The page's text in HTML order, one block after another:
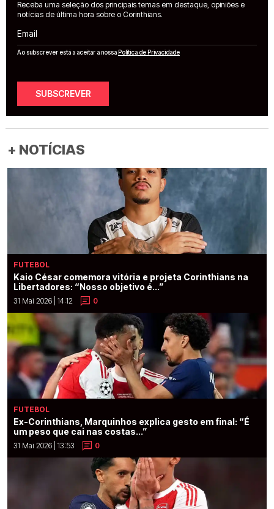
Receba uma seleção dos principais temas em destaque, opiniões e
notícias de última hora sobre o Corinthians.
Email
Ao subscrever está a aceitar a nossaPolítica de Privacidade
SUBSCREVER
+ NOTÍCIAS
FUTEBOL
Kaio César comemora vitória e projeta Corinthians na
Libertadores: “Nosso objetivo é...”
31 Mai 2026 | 14:12 0
FUTEBOL
Ex-Corinthians, Marquinhos explica gesto em final: “É
um peso que cai nas costas...”
31 Mai 2026 | 13:53 0